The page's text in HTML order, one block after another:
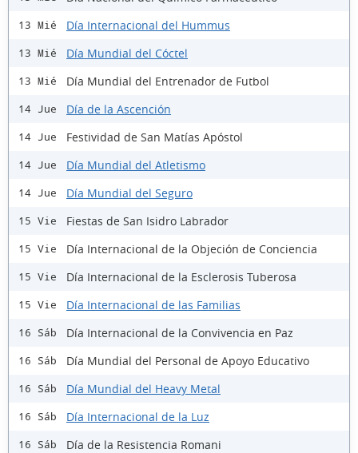
13 Mié Día Internacional del Hummus
13 Mié Día Mundial del Cóctel
13 Mié Día Mundial del Entrenador de Futbol
14 Jue Día de la Ascención
14 Jue Festividad de San Matías Apóstol
14 Jue Día Mundial del Atletismo
14 Jue Día Mundial del Seguro
15 Vie Fiestas de San Isidro Labrador
15 Vie Día Internacional de la Objeción de Conciencia
15 Vie Día Internacional de la Esclerosis Tuberosa
15 Vie Día Internacional de las Familias
16 Sáb Día Internacional de la Convivencia en Paz
16 Sáb Día Mundial del Personal de Apoyo Educativo
16 Sáb Día Mundial del Heavy Metal
16 Sáb Día Internacional de la Luz
16 Sáb Día de la Resistencia Romani